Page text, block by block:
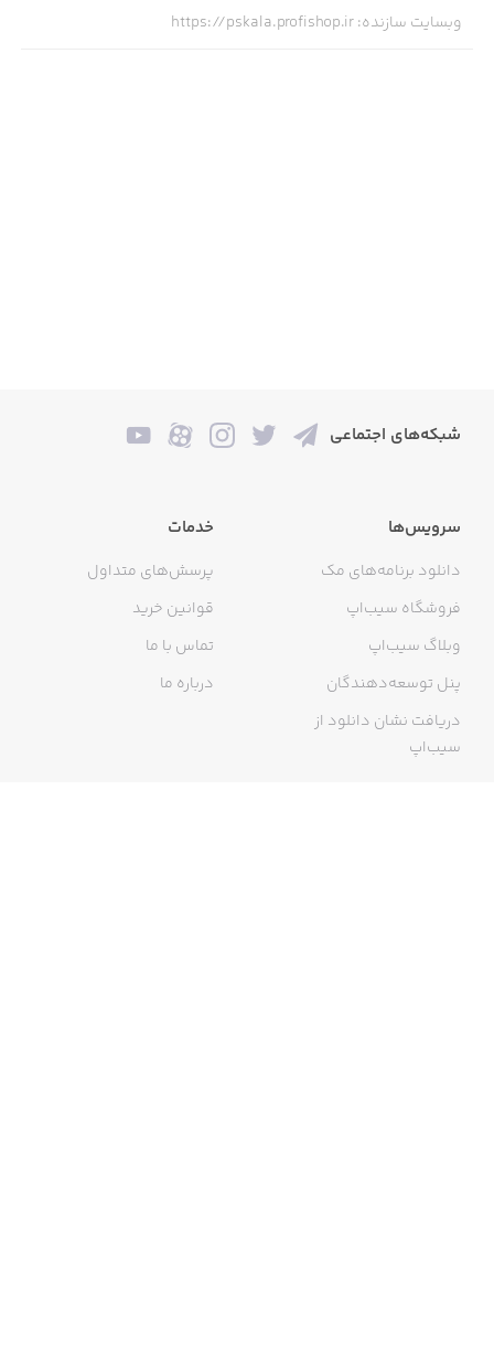
وبسایت سازنده:
https://pskala.profishop.ir
شبکه‌های اجتماعی
سرویس‌ها
دانلود برنامه‌های مک
فروشگاه سیب‌اپ
وبلاگ سیب‌اپ
پنل توسعه‌دهندگان
دریافت نشان دانلود از
سیب‌اپ
خدمات
پرسش‌های متداول
قوانین خرید
تماس با ما
درباره ما